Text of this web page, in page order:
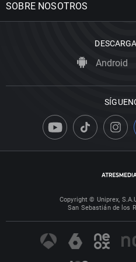
SOBRE NOSOTROS
Android
Copyright © Uniprex,
San Sebastián de los